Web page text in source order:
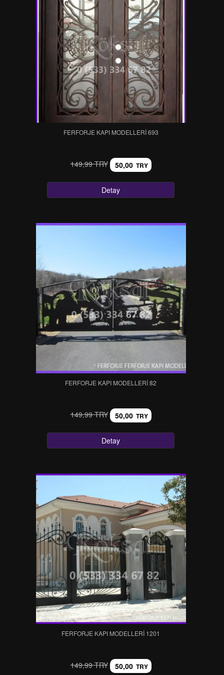
FERFORJE KAPI MODELLERI 693
149,99 TRY 50,00 TRY
Detay
FERFORJE KAPI MODELLERI 82
149,99 TRY 50,00 TRY
Detay
FERFORJE KAPI MODELLERI 1201
149,99 TRY 50,00 TRY